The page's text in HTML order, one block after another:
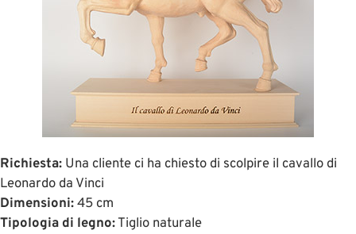
Richiesta: Una cliente ci ha chiesto di scolpire il cavallo di
Leonardo da Vinci
Dimensioni:45 cm
Tipologia di legno:Tiglio naturale